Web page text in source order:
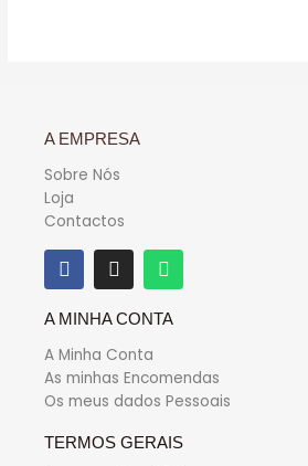
A EMPRESA
Sobre Nós
Loja
Contactos
A MINHA CONTA
A Minha Conta
As minhas Encomendas
Os meus dados Pessoais
TERMOS GERAIS